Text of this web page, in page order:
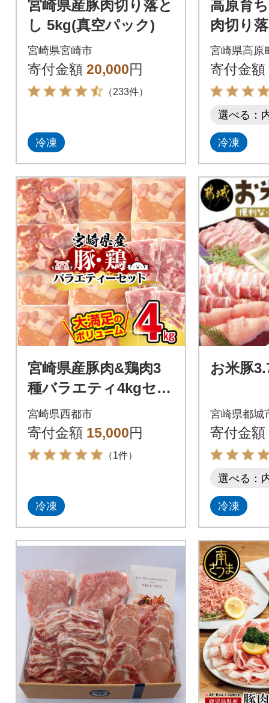
宮崎県産豚肉切り落と
し 5kg(真空パック)
宮崎県宮崎市
寄付金額 20,000円
（233件）
冷凍
高原育
肉切り
3kg[ア
能食材]
宮崎県高原
寄付金額
選べる：
冷凍
宮崎県産豚肉&鶏肉3
種バラエティ4kgセッ
ト小分け 豚こま切れ/
鶏モモ/鶏ムネ/[2874]
宮崎県西都市
寄付金額 15,000円
（1件）
冷凍
お米豚
宮崎県都城
寄付金額
選べる：
冷凍